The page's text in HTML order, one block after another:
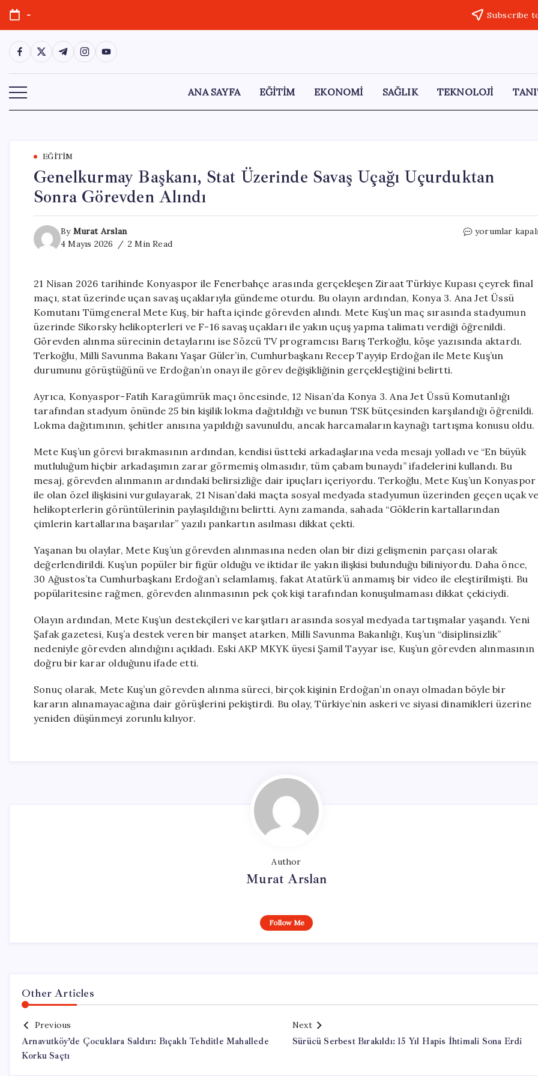
Skip
content
- Subscribe
https://www.facebook.com/
https://twitter.com/
https://t.me/
https://www.instagram.com/
https://youtube.com/
ANA SAYFA EĞİTİM EKONOMİ SAĞLIK TEKNOLOJİ
EĞITIM
Genelkurmay Başkanı, Stat Üzerinde Savaş Uçağı Uçurduktan
Sonra Görevden Alındı
By Murat Arslan
4 Mayıs 2026
2 Min Read
Genelkurmay
Savaş
Uçağı
Uçurduktan
Sonra
Görevden
Alındı
için
yorumlar
21 Nisan 2026 tarihinde Konyaspor ile Fenerbahçe arasında gerçekleşen Ziraat Türkiye Kupası çeyrek final
maçı, stat üzerinde uçan savaş uçaklarıyla gündeme oturdu. Bu olayın ardından, Konya 3. Ana Jet Üssü
Komutanı Tümgeneral Mete Kuş, bir hafta içinde görevden alındı. Mete Kuş’un maç sırasında stadyumun
üzerinde Sikorsky helikopterleri ve F-16 savaş uçakları ile yakın uçuş yapma talimatı verdiği öğrenildi.
Görevden alınma sürecinin detaylarını ise Sözcü TV programcısı Barış Terkoğlu, köşe yazısında aktardı.
Terkoğlu, Milli Savunma Bakanı Yaşar Güler’in, Cumhurbaşkanı Recep Tayyip Erdoğan ile Mete Kuş’un
durumunu görüştüğünü ve Erdoğan’ın onayı ile görev değişikliğinin gerçekleştiğini belirtti.
Ayrıca, Konyaspor-Fatih Karagümrük maçı öncesinde, 12 Nisan’da Konya 3. Ana Jet Üssü Komutanlığı
tarafından stadyum önünde 25 bin kişilik lokma dağıtıldığı ve bunun TSK bütçesinden karşılandığı öğrenildi.
Lokma dağıtımının, şehitler anısına yapıldığı savunuldu, ancak harcamaların kaynağı tartışma konusu oldu.
Mete Kuş’un görevi bırakmasının ardından, kendisi üstteki arkadaşlarına veda mesajı yolladı ve “En büyük
mutluluğum hiçbir arkadaşımın zarar görmemiş olmasıdır, tüm çabam bunaydı” ifadelerini kullandı. Bu
mesaj, görevden alınmanın ardındaki belirsizliğe dair ipuçları içeriyordu. Terkoğlu, Mete Kuş’un Konyaspor
ile olan özel ilişkisini vurgulayarak, 21 Nisan’daki maçta sosyal medyada stadyumun üzerinden geçen uçak ve
helikopterlerin görüntülerinin paylaşıldığını belirtti. Aynı zamanda, sahada “Göklerin kartallarından
çimlerin kartallarına başarılar” yazılı pankartın asılması dikkat çekti.
Yaşanan bu olaylar, Mete Kuş’un görevden alınmasına neden olan bir dizi gelişmenin parçası olarak
değerlendirildi. Kuş’un popüler bir figür olduğu ve iktidar ile yakın ilişkisi bulunduğu biliniyordu. Daha önce,
30 Ağustos’ta Cumhurbaşkanı Erdoğan’ı selamlamış, fakat Atatürk’ü anmamış bir video ile eleştirilmişti. Bu
popülaritesine rağmen, görevden alınmasının pek çok kişi tarafından konuşulmaması dikkat çekiciydi.
Olayın ardından, Mete Kuş’un destekçileri ve karşıtları arasında sosyal medyada tartışmalar yaşandı. Yeni
Şafak gazetesi, Kuş’a destek veren bir manşet atarken, Milli Savunma Bakanlığı, Kuş’un “disiplinsizlik”
nedeniyle görevden alındığını açıkladı. Eski AKP MKYK üyesi Şamil Tayyar ise, Kuş’un görevden alınmasının
doğru bir karar olduğunu ifade etti.
Sonuç olarak, Mete Kuş’un görevden alınma süreci, birçok kişinin Erdoğan’ın onayı olmadan böyle bir
kararın alınamayacağına dair görüşlerini pekiştirdi. Bu olay, Türkiye’nin askeri ve siyasi dinamikleri üzerine
yeniden düşünmeyi zorunlu kılıyor.
Author
Murat Arslan
Follow Me
Other Articles
Previous
Arnavutköy’de Çocuklara Saldırı: Bıçaklı Tehditle Mahallede
Korku Saçtı
Next
Sürücü Serbest Bırakıldı: 15 Yıl Hapis İhtimali Sona Erdi